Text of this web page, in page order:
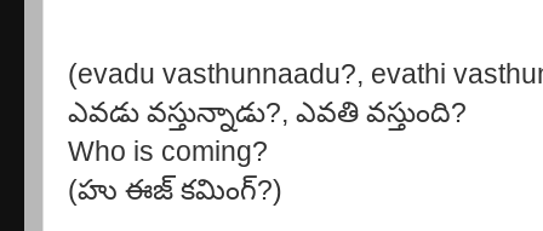
(evadu vasthunnaadu?, evathi
ఎవడు వస్తున్నాడు?, ఎవతి వస్తుంది?
Who is coming?
(హు ఈజ్ కమింగ్?)